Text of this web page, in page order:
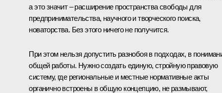
а это значит – расширение пространства свободы для
предпринимательства, научного и творческого поиска,
новаторства. Без этого ничего не получится.
При этом нельзя допустить разнобоя в подходах, в
общей работы. Нужно создать единую, стройную правовую
систему, где региональные и местные нормативные акты
органично встроены в общую концепцию, не размывают,